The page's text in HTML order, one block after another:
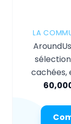
LA
cachées,